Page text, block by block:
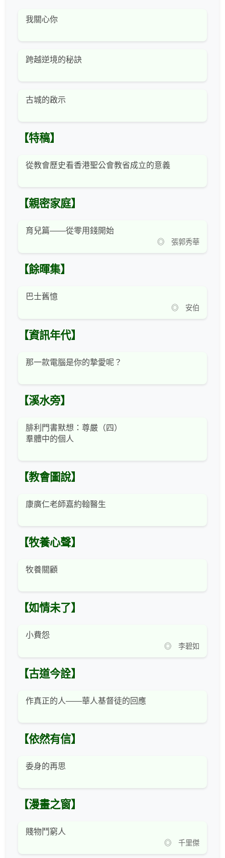
我關心你
跨越逆境的秘訣
古城的啟示
【特稿】
從教會歷史看香港聖公會教省成立的意義
【親密家庭】
育兒篇——從零用錢開始
◎ 張郭秀華
【餘暉集】
巴士舊憶
◎ 安伯
【資訊年代】
那一款電腦是你的摯愛呢？
【溪水旁】
腓利門書默想：尊嚴（四）
羣體中的個人
【教會圖說】
康廣仁老師嘉約翰醫生
【牧養心聲】
牧養關顧
【如情未了】
小費怨
◎ 李碧如
【古道今詮】
作真正的人——華人基督徒的回應
【依然有信】
委身的再思
【漫畫之窗】
賤物鬥窮人
◎ 千里傑